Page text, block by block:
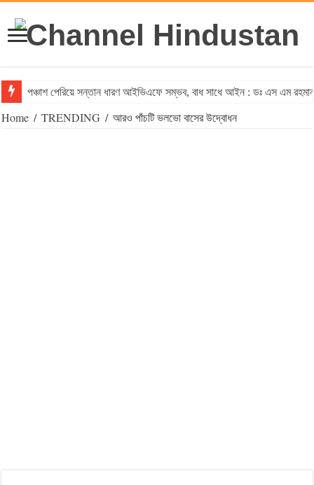
পঞ্চাশ পেরিয়ে সন্তান ধারণ আইভিএফে সম্ভব, বাধ সাধে আইন : ডঃ এস এম
Home / TRENDING / আরও পাঁচটি ভলভো বাসের উদ্বোধন